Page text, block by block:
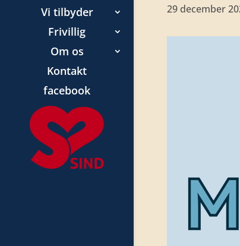
Vi tilbyder
Frivillig
Om os
Kontakt
facebook
29 december